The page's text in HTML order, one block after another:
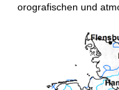
orografischen und